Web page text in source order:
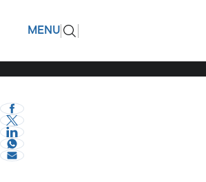
MENU